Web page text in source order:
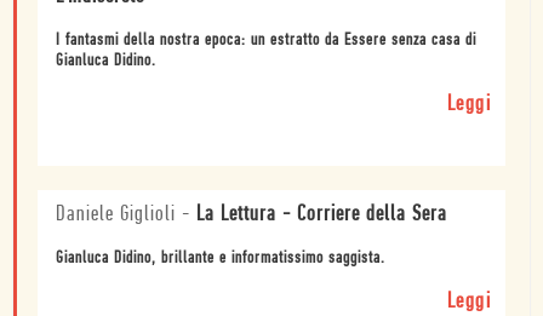
I fantasmi della nostra epoca: un estratto da Essere senza casa di
Gianluca Didino.
Leggi
Daniele Giglioli - La Lettura - Corriere della Sera
Gianluca Didino, brillante e informatissimo saggista.
Leggi